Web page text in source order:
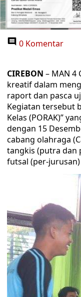
0 Komentar
CIREBON – MAN 4
kreatif dalam
raport dan pasca
Kegiatan tersebut
Kelas (PORAK)”
dengan 15
cabang olahraga
tangkis (putra dan
futsal (per-